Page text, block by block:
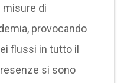
misure di
provocando
flussi in tutto il
si sono